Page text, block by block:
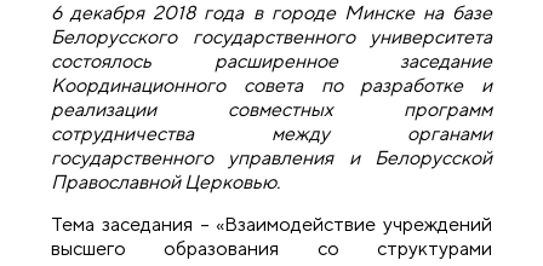
6 декабря 2018 года в городе Минске на базе
Белорусского государственного университета
состоялось расширенное заседание
Координационного совета по разработке и
реализации совместных программ
сотрудничества между органами
государственного управления и Белорусской
Православной Церковью.
Тема заседания – «Взаимодействие учреждений
высшего образования со структурами